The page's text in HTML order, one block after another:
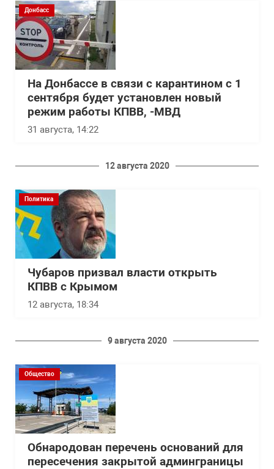
Донбасс
На Донбассе в связи с карантином с 1
сентября будет установлен новый
режим работы КПВВ, -МВД
31 августа, 14:22
12 августа 2020
Политика
Чубаров призвал власти открыть
КПВВ с Крымом
12 августа, 18:34
9 августа 2020
Общество
Обнародован перечень оснований для
пересечения закрытой админграницы